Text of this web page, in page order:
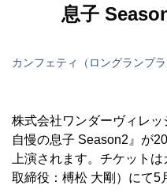
息⼦
カンフェティ（ロングランプラ
株式会社ワンダーヴィレ
⾃慢の息⼦ Season2』が
上演されます。チケット
取締役：榑松 大剛）にて5